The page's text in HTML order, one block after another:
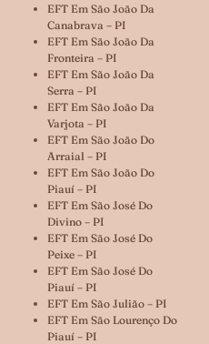
EFT Em São João Da
Canabrava – PI
EFT Em São João Da
Fronteira – PI
EFT Em São João Da
Serra – PI
EFT Em São João Da
Varjota – PI
EFT Em São João Do
Arraial – PI
EFT Em São João Do
Piauí – PI
EFT Em São José Do
Divino – PI
EFT Em São José Do
Peixe – PI
EFT Em São José Do
Piauí – PI
EFT Em São Julião – PI
EFT Em São Lourenço Do
Piauí – PI